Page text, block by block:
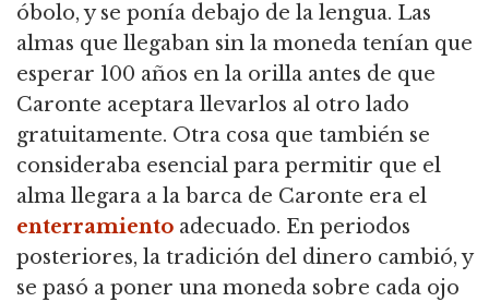
óbolo, y se ponía debajo de la lengua. Las
almas que llegaban sin la moneda tenían que
esperar 100 años en la orilla antes de que
Caronte aceptara llevarlos al otro lado
gratuitamente. Otra cosa que también se
consideraba esencial para permitir que el
alma llegara a la barca de Caronte era el
enterramiento adecuado. En periodos
posteriores, la tradición del dinero cambió, y
se pasó a poner una moneda sobre cada ojo